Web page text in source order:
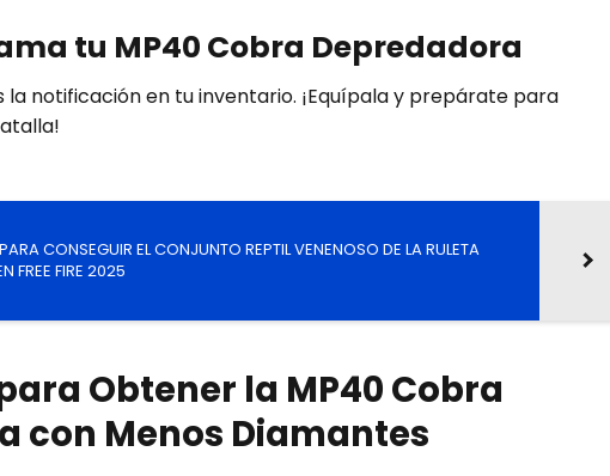
tu MP40 Cobra Depredadora
la notificación en tu inventario. ¡Equípala y prepárate para
CONSEGUIR EL CONJUNTO REPTIL VENENOSO DE LA RULETA
FREE FIRE 2025
Obtener la MP40 Cobra
con Menos Diamantes